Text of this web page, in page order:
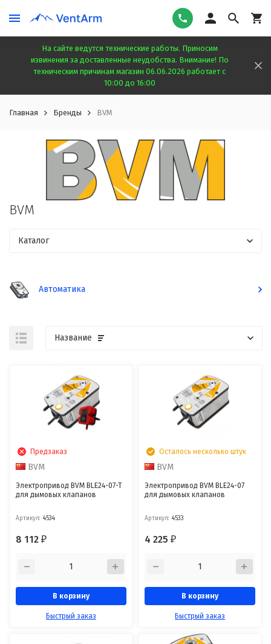
На сайте ведутся технические работы. Приносим
извинения за доставленные неудобства. Внимание! По
техническим причинам магазин 06.06.2026 работает с
10:00 до 16:00
Главная Бренды BVM
BVM
Каталог
Автоматика
Название
Предзаказ
BVM
Электропривод BVM BLE24-07-T
для дымовых клапанов
Артикул: 4534
8 112₽
В корзину
Быстрый заказ
Осталось несколько штук
BVM
Электропривод BVM BLE24-07
для дымовых клапанов
Артикул: 4533
4 225₽
В корзину
Быстрый заказ